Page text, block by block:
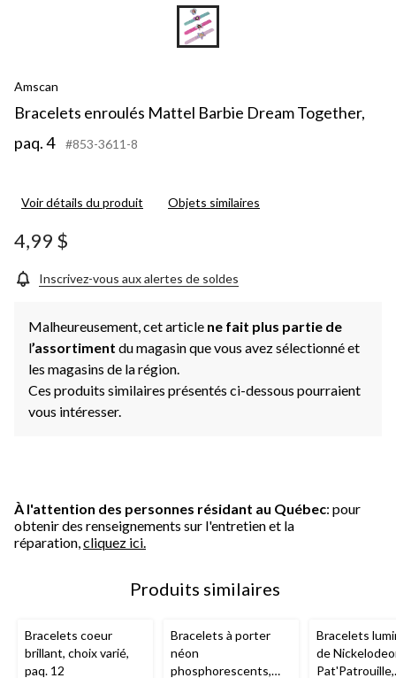
Amscan
Bracelets enroulés Mattel Barbie Dream Together,
paq. 4
#853-3611-8
Voir détails du produit Objets similaires
4,99 $
Inscrivez-vous aux alertes de soldes
Malheureusement, cet article ne fait plus partie de
l’assortiment du magasin que vous avez sélectionné et
les magasins de la région.
Ces produits similaires présentés ci-dessous pourraient
vous intéresser.
À l'attention des personnes résidant au Québec: pour
obtenir des renseignements sur l'entretien et la
réparation, cliquez ici.
Produits similaires
Bracelets coeur
brillant, choix varié,
paq. 12
Bracelets à porter
néon
phosphorescents,
Bracelets
de
Pat'Patrouille,